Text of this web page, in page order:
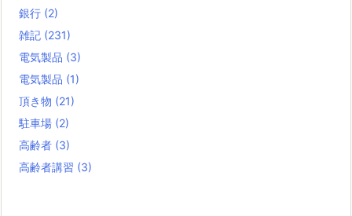
銀行 (2)
雑記 (231)
電気製品 (3)
電気製品 (1)
頂き物 (21)
駐車場 (2)
高齢者 (3)
高齢者講習 (3)